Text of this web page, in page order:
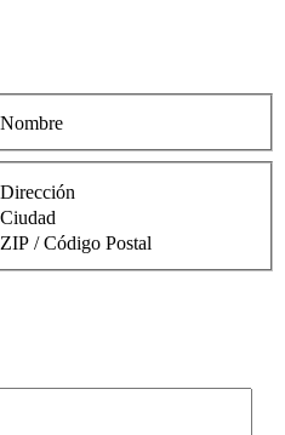
Nombre
Dirección
Ciudad
ZIP / Código Postal